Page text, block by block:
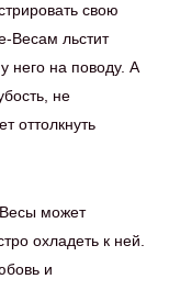
свою
Весам льстит
него на поводу. А
не
оттолкнуть
может
охладеть к ней.
и